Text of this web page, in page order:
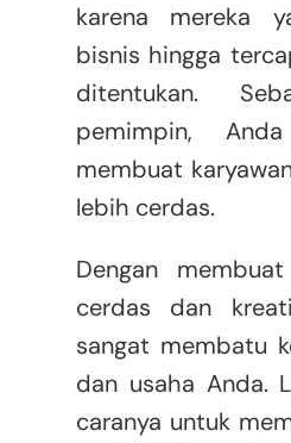
karena mereka
bisnis hingga
ditentukan.
pemimpin,
membuat
lebih cerdas.
Dengan
cerdas dan
sangat membatu
dan usaha Anda.
caranya untuk